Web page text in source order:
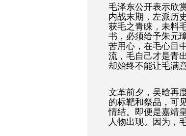
毛泽东公开表示欣
内战末期，左派历
获毛之青睐，未料
书，必须给予朱元
苦用心，在毛心目
流，毛自己才是青
却始终不能让毛满意
文革前夕，吴晗再
的标靶和祭品，可
情结。即便是嘉靖
人物出现。因为，